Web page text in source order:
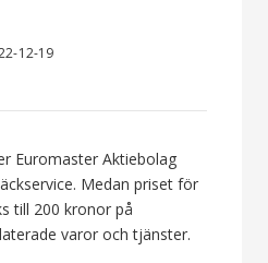
12-19
Euromaster Aktiebolag
Medan priset för
till 200 kronor på
varor och tjänster.